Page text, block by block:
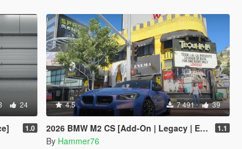
24
1.0
4.5 7 491 39
2026 BMW M2 CS [Add-On | Legacy | Enhanced] 1.1
By Hammer76